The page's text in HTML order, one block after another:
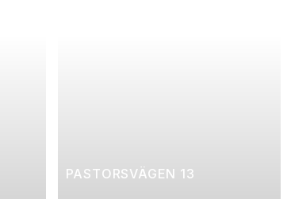
PASTORSVÄGEN 13